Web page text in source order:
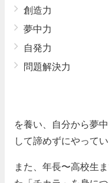
創造力
夢中力
自発力
問題解決力
を養い、自分から夢
して諦めずにやって
また、 年長〜高校生